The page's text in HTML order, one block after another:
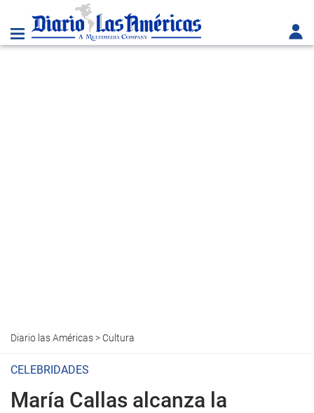
Diario las Américas> Cultura
CELEBRIDADES
María Callas alcanza la